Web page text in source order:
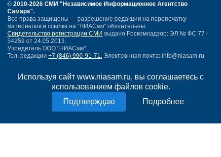
Используя сайт www.niasam.ru, вы соглашаетесь с
использованием файлов cookie.
Подробнее
© 2010-2026 СМИ "Независимое Информационное Агентство
Самара".
Все права защищены — разрешение редакции на перепечатку
материалов и ссылка на "НИАСам" обязательны.
Свидетельство регистрации СМИ выдано Роскомнадзор: ЭЛ № ФС 77 -
54259 от 24.05.2013.
Учредитель ООО "НИАСам".
Тел. редакции +7 (846) 990-91-71. Электронная почта: info@niasam.ru
Карта сайта
Нашли ошибку?
Политика конфиденциальности
Согласие на обработку персональных данных